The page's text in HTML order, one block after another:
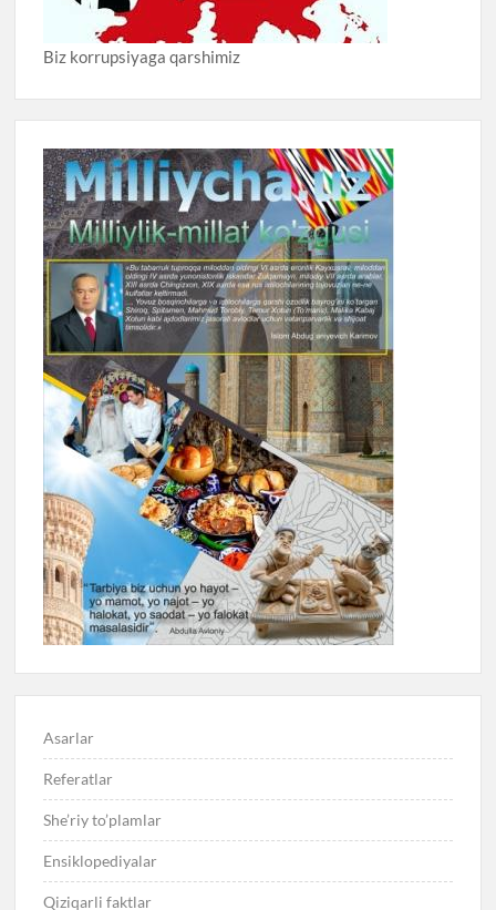
Biz korrupsiyaga qarshimiz
Asarlar
Referatlar
She’riy to’plamlar
Ensiklopediyalar
Qiziqarli faktlar